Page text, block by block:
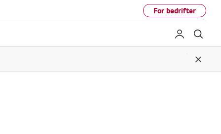
For bedrifter
My LG
Close